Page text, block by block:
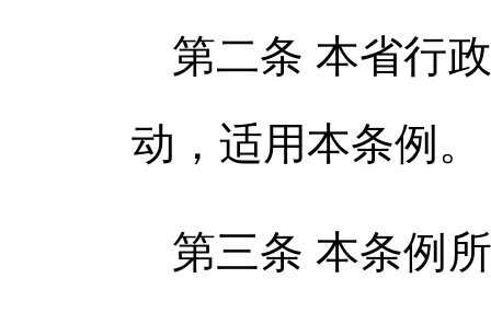
第二条 本省行
动，适用本条例。
第三条 本条例